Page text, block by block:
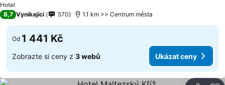
Hotel
8,7 Vynikající 570 1.1 km >> Centrum města
Od 1 441 Kč
Zobrazte si ceny z 3 webů Ukázat ceny